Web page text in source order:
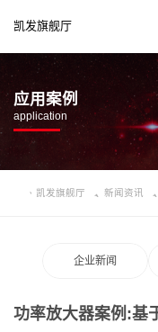
凯发旗舰厅
应用案例
application
凯发旗舰厅 新闻资讯
企业新闻
功率放大器案例:基